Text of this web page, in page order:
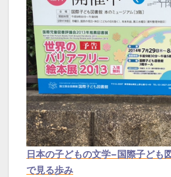
日本の子どもの文学−国際子ども
で見る歩み